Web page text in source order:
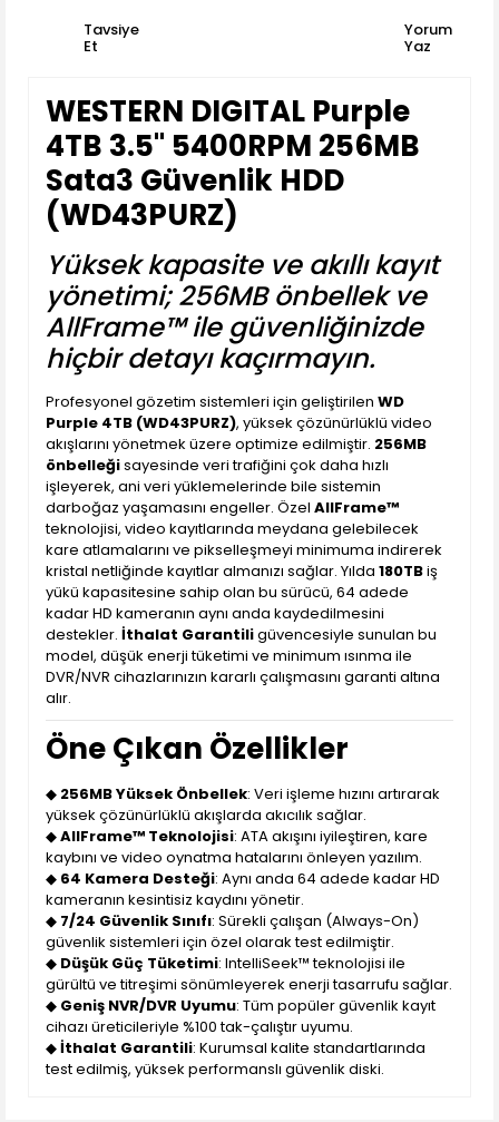
Tavsiye
Et
Yorum
Yaz
WESTERN DIGITAL Purple
4TB 3.5'' 5400RPM 256MB
Sata3 Güvenlik HDD
(WD43PURZ)
Yüksek kapasite ve akıllı kayıt
yönetimi; 256MB önbellek ve
AllFrame™ ile güvenliğinizde
hiçbir detayı kaçırmayın.
Profesyonel gözetim sistemleri için geliştirilen WD
Purple 4TB (WD43PURZ), yüksek çözünürlüklü video
akışlarını yönetmek üzere optimize edilmiştir. 256MB
önbelleğisayesinde veri trafiğini çok daha hızlı
işleyerek, ani veri yüklemelerinde bile sistemin
darboğaz yaşamasını engeller. Özel AllFrame™
teknolojisi, video kayıtlarında meydana gelebilecek
kare atlamalarını ve pikselleşmeyi minimuma indirerek
kristal netliğinde kayıtlar almanızı sağlar. Yılda 180TBiş
yükü kapasitesine sahip olan bu sürücü, 64 adede
kadar HD kameranın aynı anda kaydedilmesini
destekler. İthalat Garantiligüvencesiyle sunulan bu
model, düşük enerji tüketimi ve minimum ısınma ile
DVR/NVR cihazlarınızın kararlı çalışmasını garanti altına
alır.
Öne Çıkan Özellikler
◆ 256MB Yüksek Önbellek: Veri işleme hızını artırarak
yüksek çözünürlüklü akışlarda akıcılık sağlar.
◆AllFrame™ Teknolojisi: ATA akışını iyileştiren, kare
kaybını ve video oynatma hatalarını önleyen yazılım.
◆ 64 Kamera Desteği: Aynı anda 64 adede kadar HD
kameranın kesintisiz kaydını yönetir.
◆ 7/24 Güvenlik Sınıfı: Sürekli çalışan (Always-On)
güvenlik sistemleri için özel olarak test edilmiştir.
◆ Düşük Güç Tüketimi: IntelliSeek™ teknolojisi ile
gürültü ve titreşimi sönümleyerek enerji tasarrufu sağlar.
◆ Geniş NVR/DVR Uyumu: Tüm popüler güvenlik kayıt
cihazı üreticileriyle %100 tak-çalıştır uyumu.
◆İthalat Garantili: Kurumsal kalite standartlarında
test edilmiş, yüksek performanslı güvenlik diski.